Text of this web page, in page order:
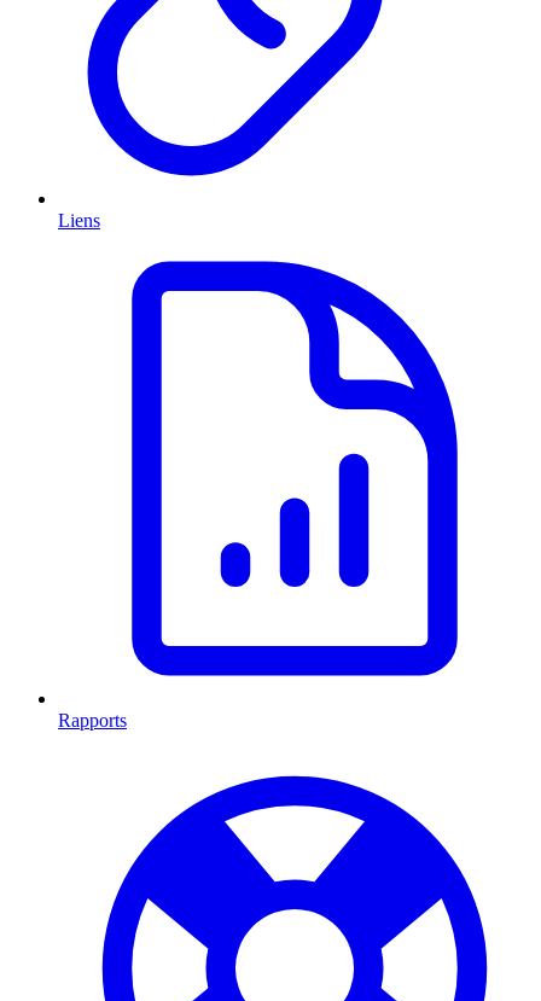
Liens
Rapports